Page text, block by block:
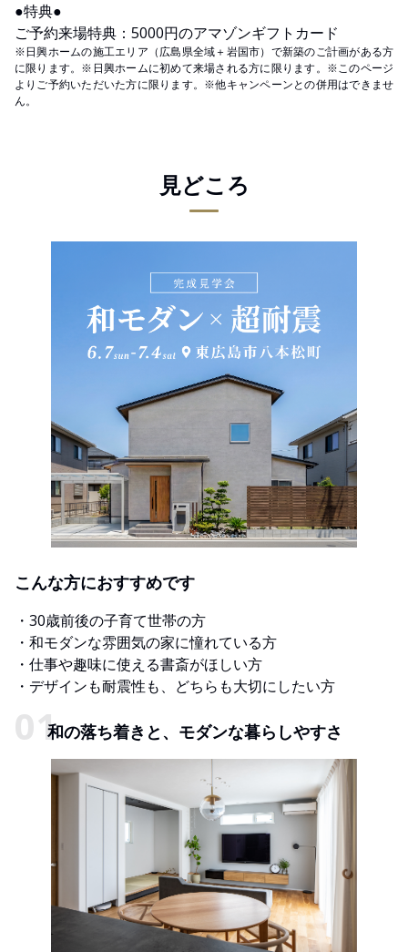
●特典●
ご予約来場特典：5000円のアマゾンギフトカード
※日興ホームの施工エリア（広島県全域＋岩国市）で新築のご計画がある方
に限ります。※日興ホームに初めて来場される方に限ります。※このページ
よりご予約いただいた方に限ります。※他キャンペーンとの併用はできませ
ん。
見どころ
こんな方におすすめです
・30歳前後の子育て世帯の方
・和モダンな雰囲気の家に憧れている方
・仕事や趣味に使える書斎がほしい方
・デザインも耐震性も、どちらも大切にしたい方
和の落ち着きと、モダンな暮らしやすさ